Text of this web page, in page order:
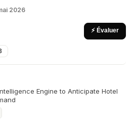
2026
⚡ Évaluer
Engine to Anticipate Hotel